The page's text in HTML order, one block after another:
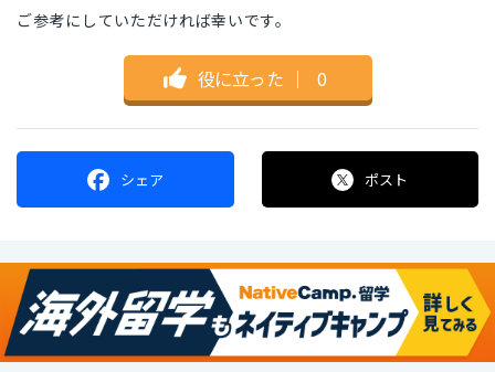
ご参考にしていただければ幸いです。
役に立った ｜ 0
シェア ポスト